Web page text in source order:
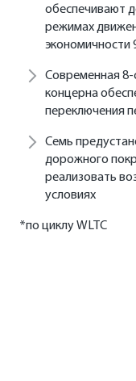
обеспечивают
режимах
экономичности
Современная 8-
концерна
переключения
Семь
дорожного
реализовать
условиях
*по циклу WLTC